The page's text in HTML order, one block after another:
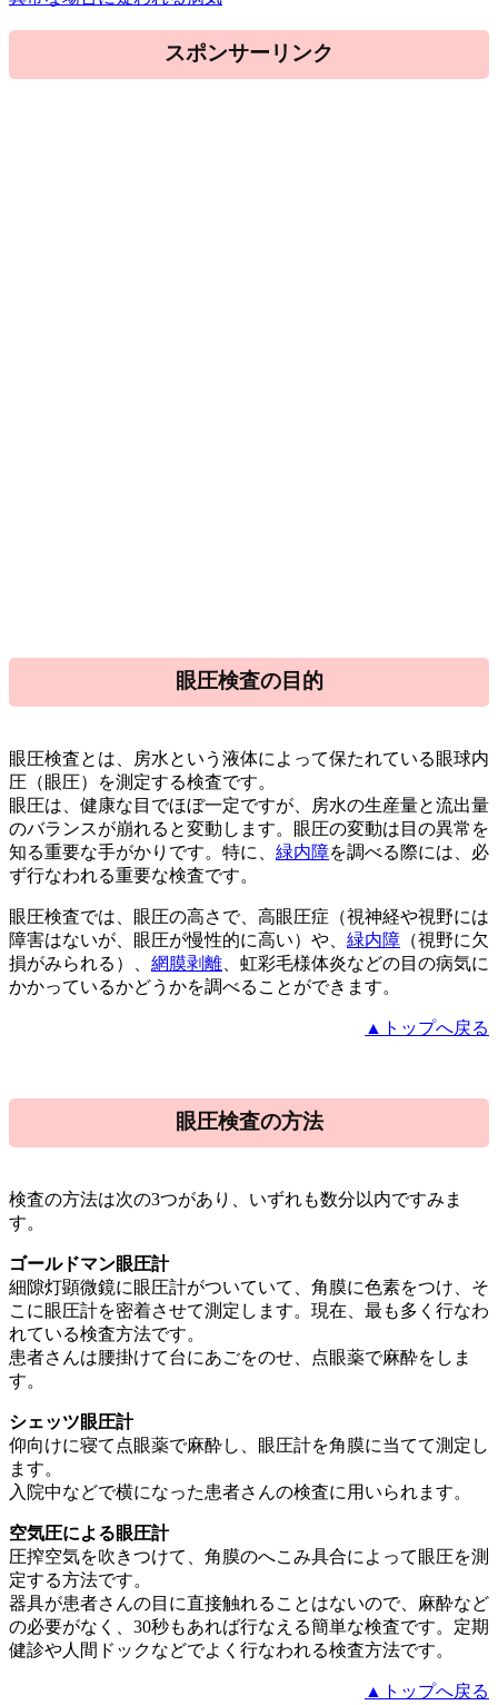
スポンサーリンク
眼圧検査の目的
眼圧検査とは、房水という液体によって保たれている眼球内
圧（眼圧）を測定する検査です。
眼圧は、健康な目でほぼ一定ですが、房水の生産量と流出量
のバランスが崩れると変動します。眼圧の変動は目の異常を
知る重要な手がかりです。特に、 緑内障を調べる際には、必
ず行なわれる重要な検査です。
眼圧検査では、眼圧の高さで、高眼圧症（視神経や視野には
障害はないが、眼圧が慢性的に高い）や、 緑内障 （視野に欠
損がみられる）、 網膜剥離 、虹彩毛様体炎などの目の病気に
かかっているかどうかを調べることができます。
▲トップへ戻る
眼圧検査の方法
検査の方法は次の3つがあり、いずれも数分以内ですみま
す。
ゴールドマン眼圧計
細隙灯顕微鏡に眼圧計がついていて、角膜に色素をつけ、そ
こに眼圧計を密着させて測定します。現在、最も多く行なわ
れている検査方法です。
患者さんは腰掛けて台にあごをのせ、点眼薬で麻酔をしま
す。
シェッツ眼圧計
仰向けに寝て点眼薬で麻酔し、眼圧計を角膜に当てて測定し
ます。
入院中などで横になった患者さんの検査に用いられます。
空気圧による眼圧計
圧搾空気を吹きつけて、角膜のへこみ具合によって眼圧を測
定する方法です。
器具が患者さんの目に直接触れることはないので、麻酔など
の必要がなく、30秒もあれば行なえる簡単な検査です。定期
健診や人間ドックなどでよく行なわれる検査方法です。
▲トップへ戻る